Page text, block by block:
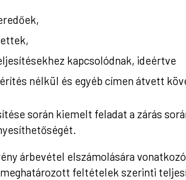
kapcsolódnak, ideértve
nélkül és egyéb címen átvett
során kiemelt feladat a zárás
árbevétel elszámolására
feltételek szerinti